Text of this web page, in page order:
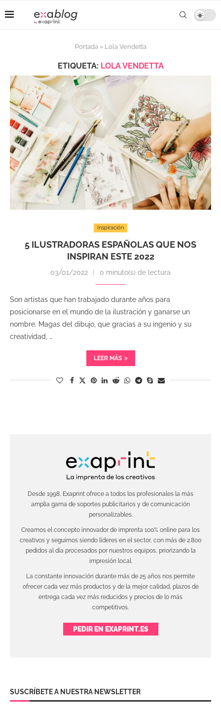
Portada» Lola Vendetta
ETIQUETA: LOLA VENDETTA
Inspiración
5 ILUSTRADORAS ESPAÑOLAS QUE NOS
INSPIRAN ESTE 2022
03/01/2022 0 minuto(s) de lectura
Son artistas que han trabajado durante años para
posicionarse en el mundo de la ilustración y ganarse un
nombre. Magas del dibujo, que gracias a su ingenio y su
creatividad, …
LEER MÁS
Desde 1998, Exaprint ofrece a todos los profesionales la más
amplia gama de soportes publicitarios y de comunicación
personalizables.
Creamos el concepto innovador de imprenta 100% online para los
creativos y seguimos siendo líderes en el sector, con más de 2.800
pedidos al día procesados por nuestros equipos, priorizando la
impresión local.
La constante innovación durante más de 25 años nos permite
ofrecer cada vez más productos y de la mejor calidad, plazos de
entrega cada vez más reducidos y precios de lo más
competitivos.
PEDIR EN EXAPRINT.ES
SUSCRÍBETE A NUESTRA NEWSLETTER